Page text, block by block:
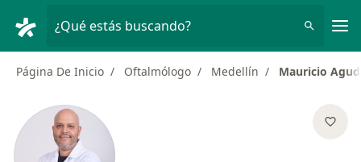
¿Qué estás buscando?
Página De Inicio Oftalmólogo Medellín Mauricio